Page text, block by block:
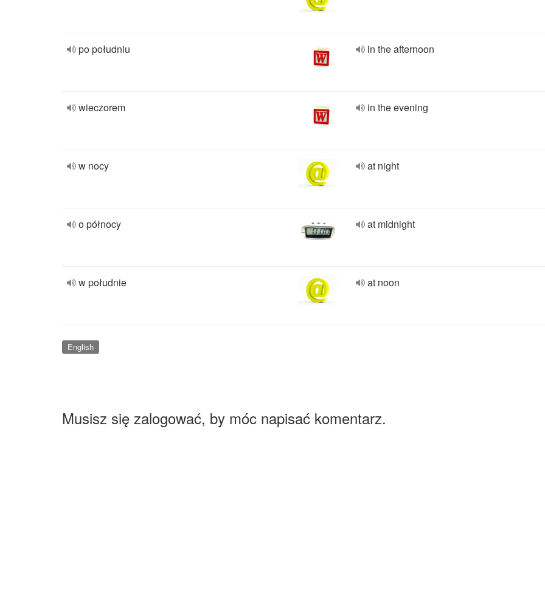
po południu in the afternoon
wieczorem in the evening
w nocy at night
o północy at midnight
w południe at noon
English
Musisz się zalogować, by móc napisać komentarz.